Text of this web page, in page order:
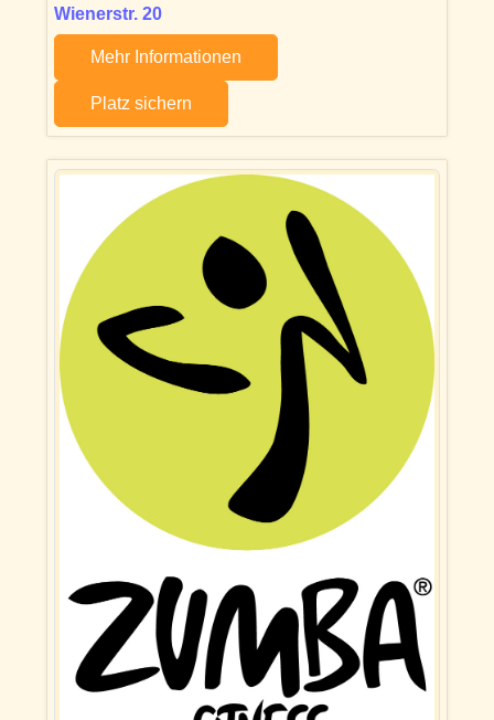
Wienerstr. 20
Mehr Informationen
Platz sichern